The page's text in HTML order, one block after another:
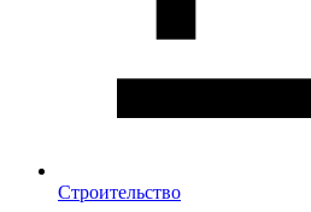
Строительство